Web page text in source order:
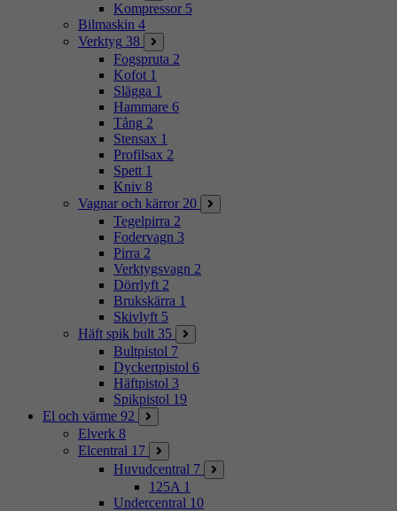
Kompressor 5
Bilmaskin 4
Verktyg 38
Fogspruta 2
Kofot 1
Slägga 1
Hammare 6
Tång 2
Stensax 1
Profilsax 2
Spett 1
Kniv 8
Vagnar och kärror 20
Tegelpirra 2
Fodervagn 3
Pirra 2
Verktygsvagn 2
Dörrlyft 2
Brukskärra 1
Skivlyft 5
Häft spik bult 35
Bultpistol 7
Dyckertpistol 6
Häftpistol 3
Spikpistol 19
El och värme 92
Elverk 8
Elcentral 17
Huvudcentral 7
125A 1
Undercentral 10